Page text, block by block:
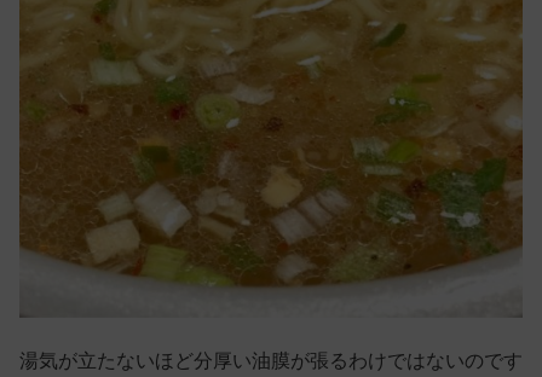
湯気が立たないほど分厚い油膜が張るわけではないのです